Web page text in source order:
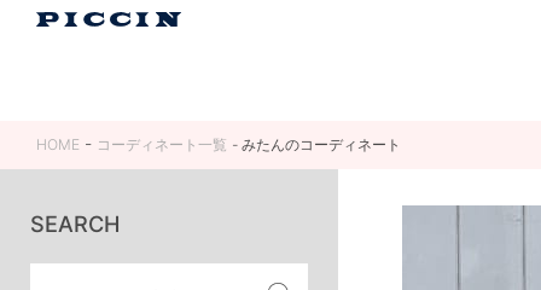
HOME コーディネート一覧 みたんのコーディネート
SEARCH